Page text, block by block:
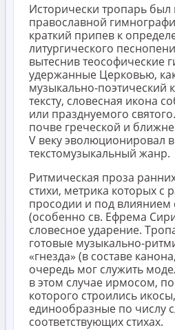
Исторически тропарь
православной
краткий припев к
литургического
вытеснив теософические
удержанные Церковью,
музыкально-
тексту, словесная икона
или празднуемого
почве греческой и
V веку эволюционировал
текстомузыкальный жанр.
Ритмическая проза
стихи, метрика которых с
просодии и под влиянием
(особенно св. Ефрема
словесное ударение.
готовые музыкально-
«гнезда» (в составе
очередь мог служить
в этом случае ирмосом,
которого строились
единообразные по числу
соответствующих стихах.